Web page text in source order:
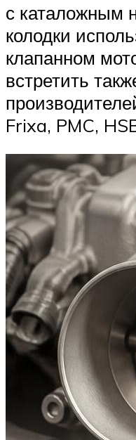
с каталожным
колодки
клапанном
встретить
Frixa, PMC,